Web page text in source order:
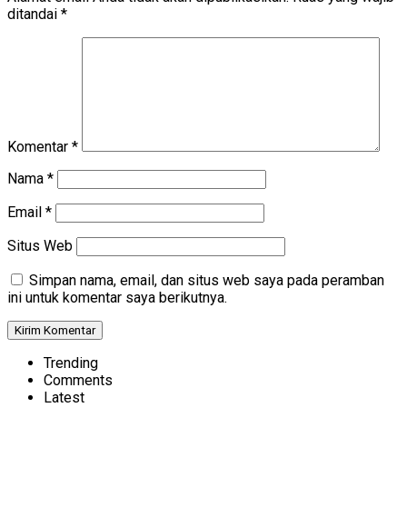
ditandai *
Komentar *
Nama *
Email *
Situs Web
Simpan nama, email, dan situs web saya pada peramban
ini untuk komentar saya berikutnya.
Trending
Comments
Latest